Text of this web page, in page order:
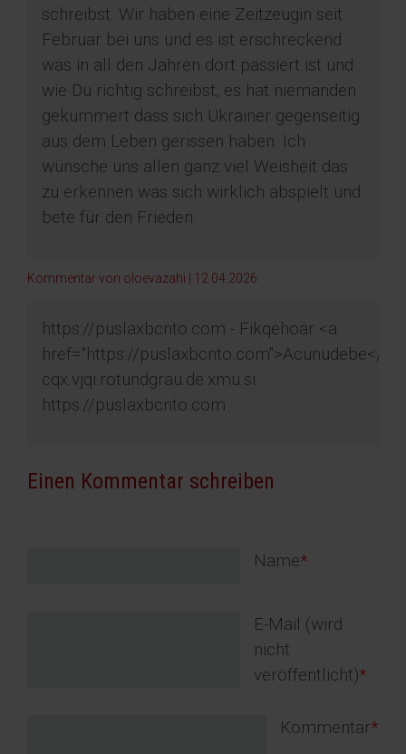
schreibst. Wir haben eine Zeitzeugin seit
Februar bei uns und es ist erschreckend
was in all den Jahren dort passiert ist und
wie Du richtig schreibst, es hat niemanden
gekümmert dass sich Ukrainer gegenseitig
aus dem Leben gerissen haben. Ich
wünsche uns allen ganz viel Weisheit das
zu erkennen was sich wirklich abspielt und
bete für den Frieden.
Kommentar von oloevazahi | 12.04.2026
https://puslaxbcnto.com - Fikqehoar <a
href="https://puslaxbcnto.com">Acunudebe</a>
cqx.vjqi.rotundgrau.de.xmu.si
https://puslaxbcnto.com
Einen Kommentar schreiben
Pflichtfeld
Name*
Pflichtfeld
E-Mail (wird
nicht
veröffentlicht)*
Pflichtfeld
Kommentar*